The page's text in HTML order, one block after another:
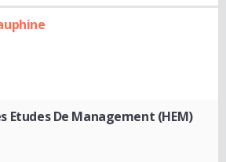
Etudes De Management (HEM)